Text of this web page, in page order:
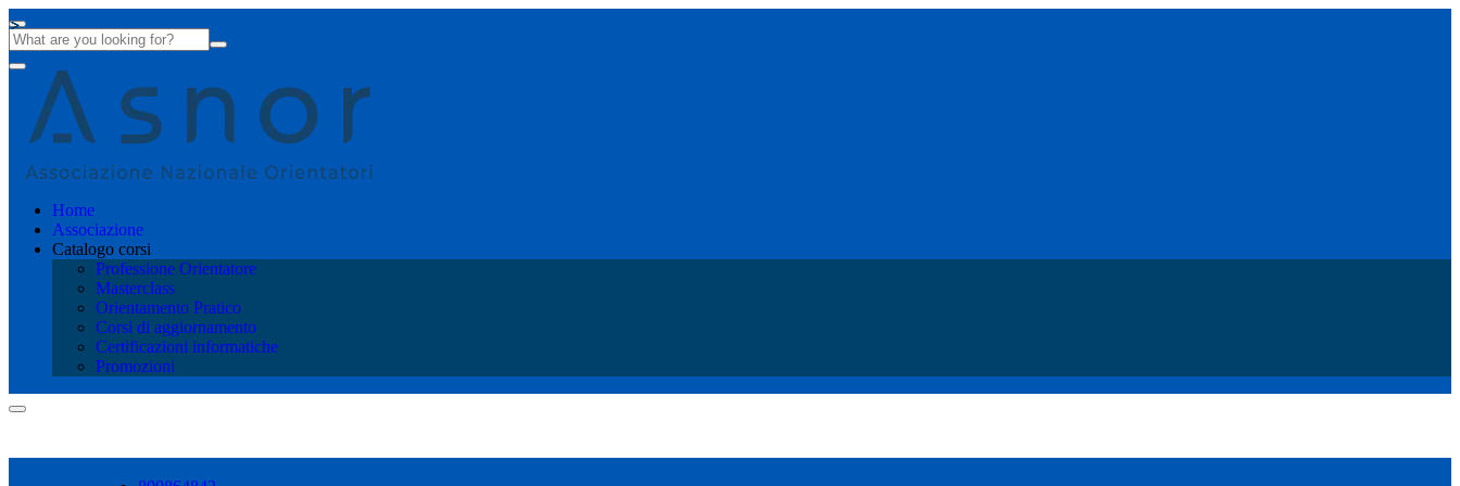
Home
Associazione
Catalogo corsi
Professione Orientatore
Masterclass
Orientamento Pratico
Corsi di aggiornamento
Certificazioni informatiche
Promozioni